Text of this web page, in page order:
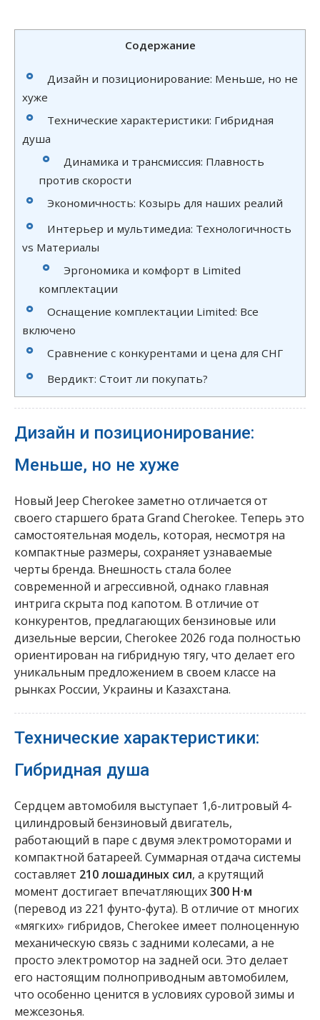
Содержание
Дизайн и позиционирование: Меньше, но не
хуже
Технические характеристики: Гибридная
душа
Динамика и трансмиссия: Плавность
против скорости
Экономичность: Козырь для наших реалий
Интерьер и мультимедиа: Технологичность
vs Материалы
Эргономика и комфорт в Limited
комплектации
Оснащение комплектации Limited: Все
включено
Сравнение с конкурентами и цена для СНГ
Вердикт: Стоит ли покупать?
Дизайн и позиционирование:
Меньше, но не хуже
Новый Jeep Cherokee заметно отличается от
своего старшего брата Grand Cherokee. Теперь это
самостоятельная модель, которая, несмотря на
компактные размеры, сохраняет узнаваемые
черты бренда. Внешность стала более
современной и агрессивной, однако главная
интрига скрыта под капотом. В отличие от
конкурентов, предлагающих бензиновые или
дизельные версии, Cherokee 2026 года полностью
ориентирован на гибридную тягу, что делает его
уникальным предложением в своем классе на
рынках России, Украины и Казахстана.
Технические характеристики:
Гибридная душа
Сердцем автомобиля выступает 1,6-литровый 4-
цилиндровый бензиновый двигатель,
работающий в паре с двумя электромоторами и
компактной батареей. Суммарная отдача системы
составляет 210 лошадиных сил, а крутящий
момент достигает впечатляющих300 Н·м
(перевод из 221 фунто-фута). В отличие от многих
«мягких» гибридов, Cherokee имеет полноценную
механическую связь с задними колесами, а не
просто электромотор на задней оси. Это делает
его настоящим полноприводным автомобилем,
что особенно ценится в условиях суровой зимы и
межсезонья.